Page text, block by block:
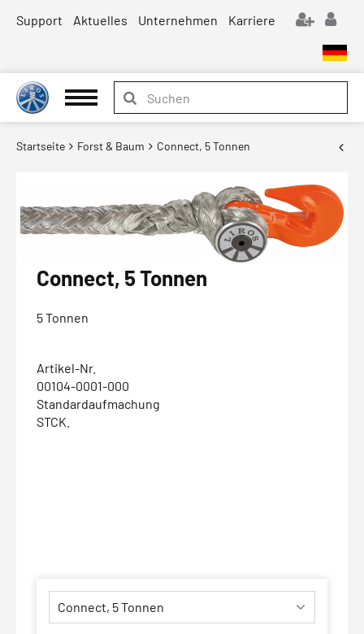
Support Aktuelles Unternehmen Karriere
Startseite Forst & Baum Connect, 5 Tonnen
Connect, 5 Tonnen
5 Tonnen
Artikel-Nr.
00104-0001-000
Standardaufmachung
STCK.